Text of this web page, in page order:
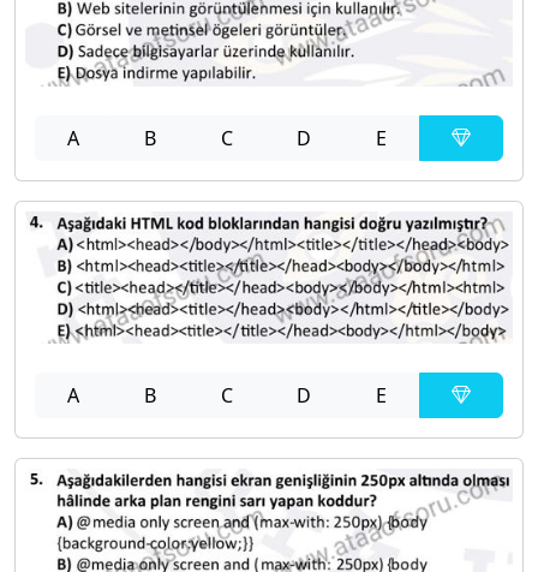
A B C D E
A B C D E